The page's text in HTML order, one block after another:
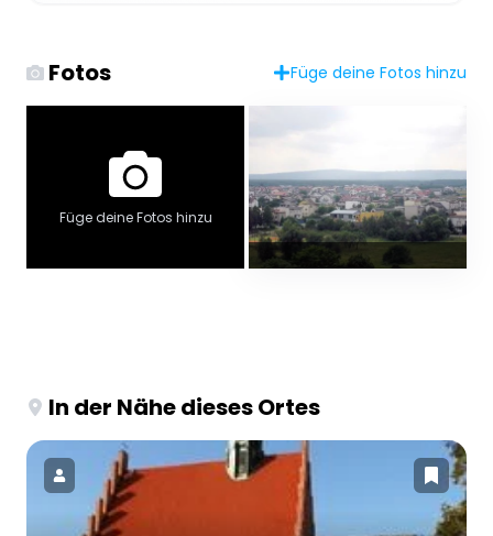
Fotos Füge deine Fotos hinzu
Füge deine Fotos hinzu
In der Nähe dieses Ortes